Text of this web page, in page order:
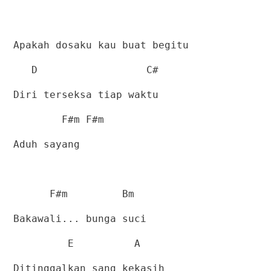
Apakah dosaku kau buat begitu
D C#
Diri terseksa tiap waktu
F#m F#m
Aduh sayang
F#m Bm
Bakawali... bunga suci
E A
Ditinggalkan sang kekasih